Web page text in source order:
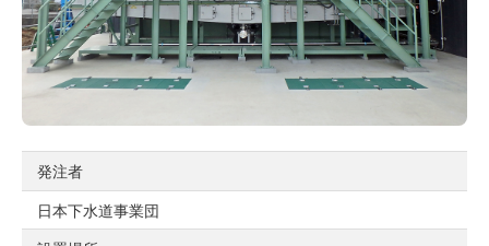
発注者
日本下水道事業団